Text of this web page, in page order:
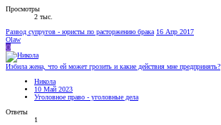
Просмотры
2 тыс.
Развод супругов - юристы по расторжению брака 16 Апр 2017
Olaw
O
Избила жена, что ей может грозить и какие действия мне предпринять?
Никола
10 Май 2023
Уголовное право - уголовные дела
Ответы
1